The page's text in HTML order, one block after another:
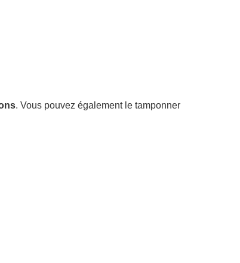
. Vous pouvez également le tamponner